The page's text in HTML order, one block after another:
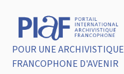
POUR UNE ARCHIVISTIQUE
FRANCOPHONE D'AVENIR